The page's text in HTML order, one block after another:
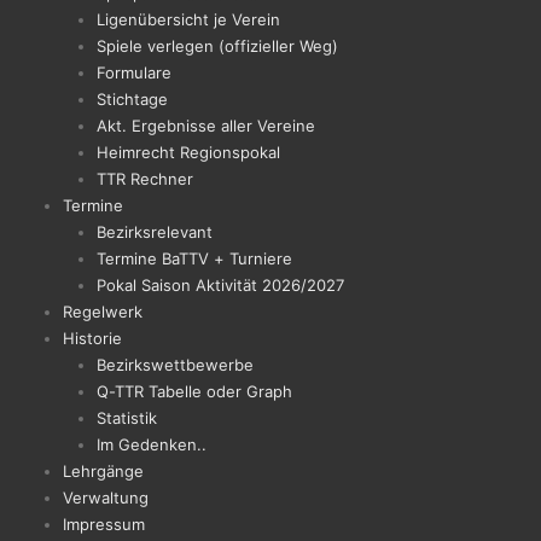
Ligenübersicht je Verein
Spiele verlegen (offizieller Weg)
Formulare
Stichtage
Akt. Ergebnisse aller Vereine
Heimrecht Regionspokal
TTR Rechner
Termine
Bezirksrelevant
Termine BaTTV + Turniere
Pokal Saison Aktivität 2026/2027
Regelwerk
Historie
Bezirkswettbewerbe
Q-TTR Tabelle oder Graph
Statistik
Im Gedenken..
Lehrgänge
Verwaltung
Impressum